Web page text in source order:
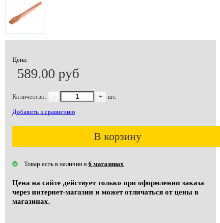
Цена:
589.00 руб
Количество: - + шт.
Добавить к сравнению
В корзину
Товар есть в наличии в 6 магазинах
Цена на сайте действует только при оформлении заказа
через интернет-магазин и может отличаться от цены в
магазинах.